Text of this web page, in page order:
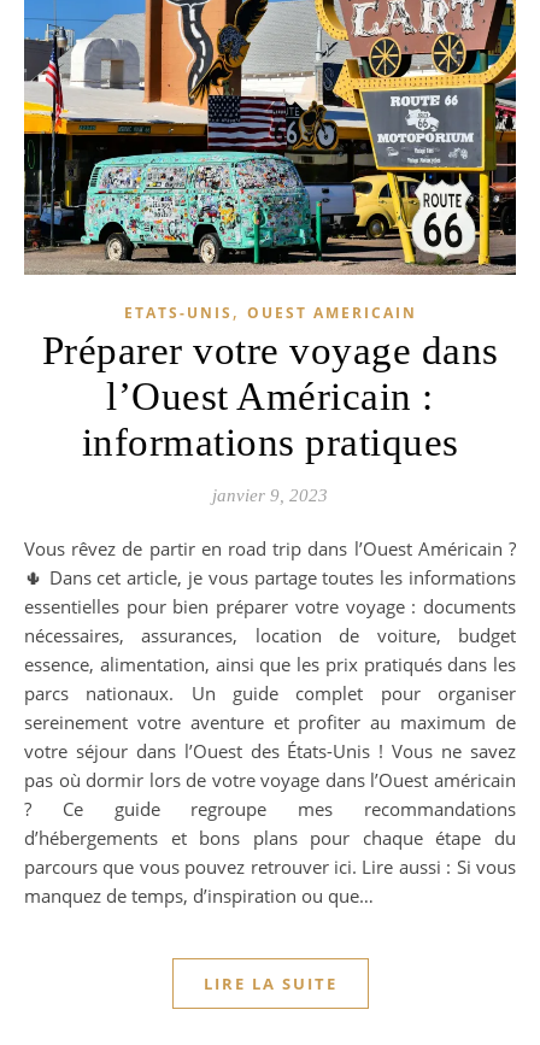
ETATS-UNIS , OUEST AMERICAIN
Préparer votre voyage dans
l’Ouest Américain :
informations pratiques
janvier 9, 2023
Vous rêvez de partir en road trip dans l’Ouest Américain ?
🌵 Dans cet article, je vous partage toutes les informations
essentielles pour bien préparer votre voyage : documents
nécessaires, assurances, location de voiture, budget
essence, alimentation, ainsi que les prix pratiqués dans les
parcs nationaux. Un guide complet pour organiser
sereinement votre aventure et profiter au maximum de
votre séjour dans l’Ouest des États-Unis ! Vous ne savez
pas où dormir lors de votre voyage dans l’Ouest américain
? Ce guide regroupe mes recommandations
d’hébergements et bons plans pour chaque étape du
parcours que vous pouvez retrouver ici. Lire aussi : Si vous
manquez de temps, d’inspiration ou que…
LIRE LA SUITE